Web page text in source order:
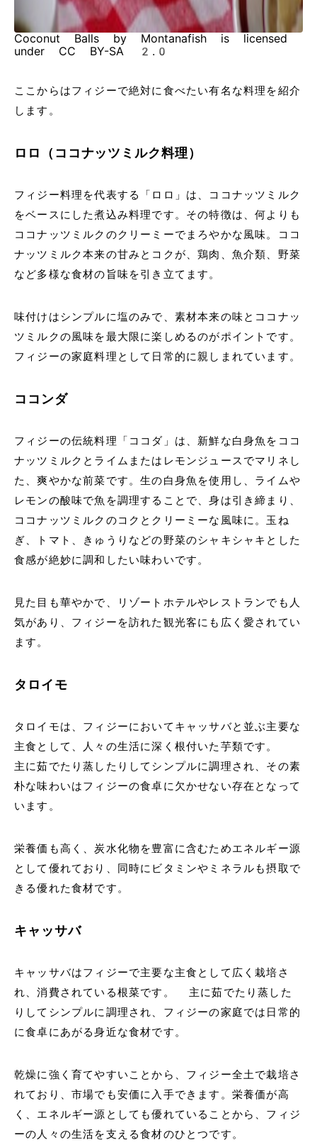
Coconut Balls by Montanafish is licensed
under CC BY-SA 2.0
ここからはフィジーで絶対に食べたい有名な料理を紹介
します。
ロロ（ココナッツミルク料理）
フィジー料理を代表する「ロロ」は、ココナッツミルク
をベースにした煮込み料理です。その特徴は、何よりも
ココナッツミルクのクリーミーでまろやかな風味。ココ
ナッツミルク本来の甘みとコクが、鶏肉、魚介類、野菜
など多様な食材の旨味を引き立てます。
味付けはシンプルに塩のみで、素材本来の味とココナッ
ツミルクの風味を最大限に楽しめるのがポイントです。
フィジーの家庭料理として日常的に親しまれています。
ココンダ
フィジーの伝統料理「ココダ」は、新鮮な白身魚をココ
ナッツミルクとライムまたはレモンジュースでマリネし
た、爽やかな前菜です。生の白身魚を使用し、ライムや
レモンの酸味で魚を調理することで、身は引き締まり、
ココナッツミルクのコクとクリーミーな風味に。玉ね
ぎ、トマト、きゅうりなどの野菜のシャキシャキとした
食感が絶妙に調和したい味わいです。
見た目も華やかで、リゾートホテルやレストランでも人
気があり、フィジーを訪れた観光客にも広く愛されてい
ます。
タロイモ
タロイモは、フィジーにおいてキャッサバと並ぶ主要な
主食として、人々の生活に深く根付いた芋類です。
主に茹でたり蒸したりしてシンプルに調理され、その素
朴な味わいはフィジーの食卓に欠かせない存在となって
います。
栄養価も高く、炭水化物を豊富に含むためエネルギー源
として優れており、同時にビタミンやミネラルも摂取で
きる優れた食材です。
キャッサバ
キャッサバはフィジーで主要な主食として広く栽培さ
れ、消費されている根菜です。 主に茹でたり蒸した
りしてシンプルに調理され、フィジーの家庭では日常的
に食卓にあがる身近な食材です。
乾燥に強く育てやすいことから、フィジー全土で栽培さ
れており、市場でも安価に入手できます。栄養価が高
く、エネルギー源としても優れていることから、フィジ
ーの人々の生活を支える食材のひとつです。